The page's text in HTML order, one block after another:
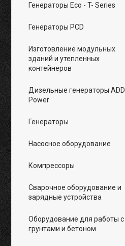
Генераторы Eco - T- Series
Генераторы PCD
Изготовление модульных
зданий и утепленных
контейнеров
Дизельные генераторы ADD
Power
Генераторы
Насосное оборудование
Компрессоры
Сварочное оборудование и
зарядные устройства
Оборудование для работы с
грунтами и бетоном